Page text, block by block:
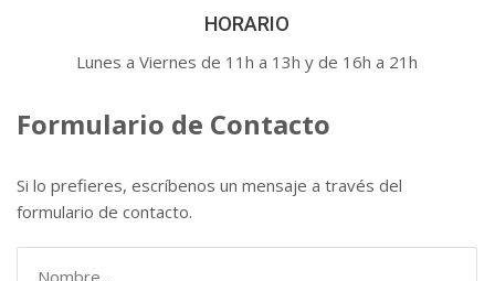
HORARIO
Lunes a Viernes de 11h a 13h y de 16h a 21h
Formulario de Contacto
Si lo prefieres, escríbenos un mensaje a través del
formulario de contacto.